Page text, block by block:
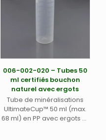
006-002-020 – Tubes 50
ml certifiés bouchon
naturel avec ergots
Tube de minéralisations
UltimateCup™ 50 ml (max.
68 ml) en PP avec ergots et